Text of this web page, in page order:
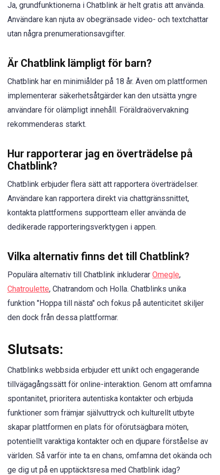
Ja, grundfunktionerna i Chatblink är helt gratis att använda.
Användare kan njuta av obegränsade video- och textchattar
utan några prenumerationsavgifter.
Är Chatblink lämpligt för barn?
Chatblink har en minimiålder på 18 år. Även om plattformen
implementerar säkerhetsåtgärder kan den utsätta yngre
användare för olämpligt innehåll. Föräldraövervakning
rekommenderas starkt.
Hur rapporterar jag en överträdelse på
Chatblink?
Chatblink erbjuder flera sätt att rapportera överträdelser.
Användare kan rapportera direkt via chattgränssnittet,
kontakta plattformens supportteam eller använda de
dedikerade rapporteringsverktygen i appen.
Vilka alternativ finns det till Chatblink?
Populära alternativ till Chatblink inkluderar Omegle,
Chatroulette, Chatrandom och Holla. Chatblinks unika
funktion "Hoppa till nästa" och fokus på autenticitet skiljer
den dock från dessa plattformar.
Slutsats:
Chatblinks webbsida erbjuder ett unikt och engagerande
tillvägagångssätt för online-interaktion. Genom att omfamna
spontanitet, prioritera autentiska kontakter och erbjuda
funktioner som främjar självuttryck och kulturellt utbyte
skapar plattformen en plats för oförutsägbara möten,
potentiellt varaktiga kontakter och en djupare förståelse av
världen. Så varför inte ta en chans, omfamna det okända och
ge dig ut på en upptäcktsresa med Chatblink idag?